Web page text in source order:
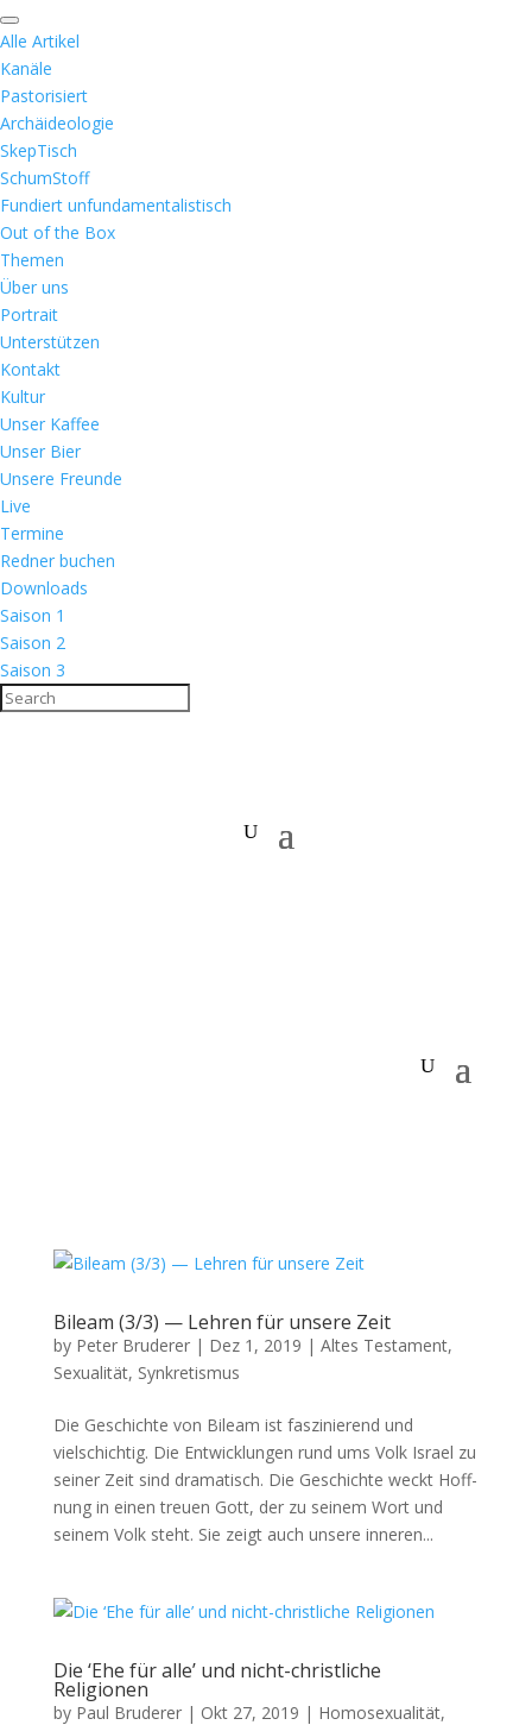
Alle Artikel
Kanäle
Pastorisiert
Archäideologie
SkepTisch
SchumStoff
Fundiert unfundamentalistisch
Out of the Box
Themen
Über uns
Portrait
Unterstützen
Kontakt
Kultur
Unser Kaffee
Unser Bier
Unsere Freunde
Live
Termine
Redner buchen
Downloads
Saison 1
Saison 2
Saison 3
Bileam (3/3) — Lehren für unsere Zeit
by Peter Bruderer| Dez 1, 2019 | Altes Testament,
Sexualität, Synkretismus
Die Geschichte von Bileam ist faszinierend und
vielschichtig. Die Entwick­lun­gen rund ums Volk Israel zu
sein­er Zeit sind drama­tisch. Die Geschichte weckt Hoff­
nung in einen treuen Gott, der zu seinem Wort und
seinem Volk ste­ht. Sie zeigt auch unsere inneren...
Die ‘Ehe für alle’ und nicht-christliche
Religionen
by Paul Bruderer| Okt 27, 2019 | Homosexualität,